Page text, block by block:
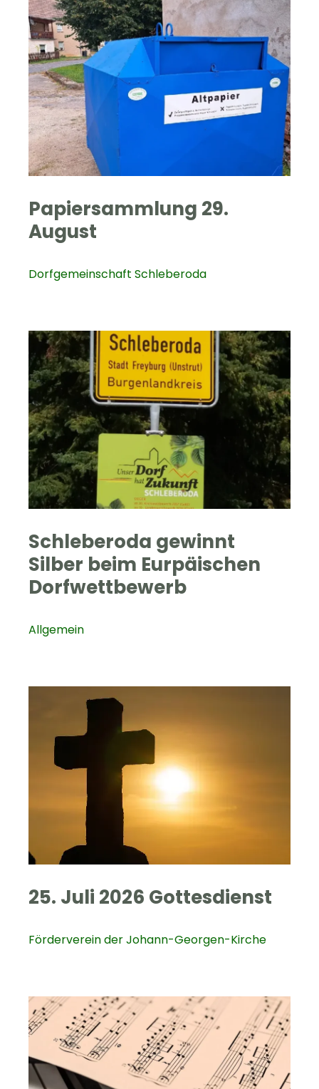
Papiersammlung 29.
August
Dorfgemeinschaft Schleberoda
Schleberoda gewinnt
Silber beim Eurpäischen
Dorfwettbewerb
Allgemein
25. Juli 2026 Gottesdienst
Förderverein der Johann-Georgen-Kirche